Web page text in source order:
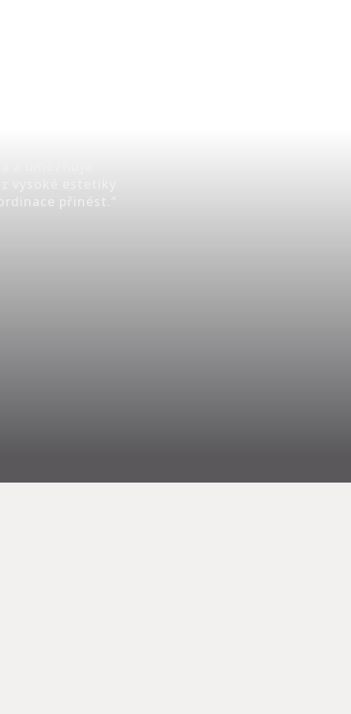
přinést.“